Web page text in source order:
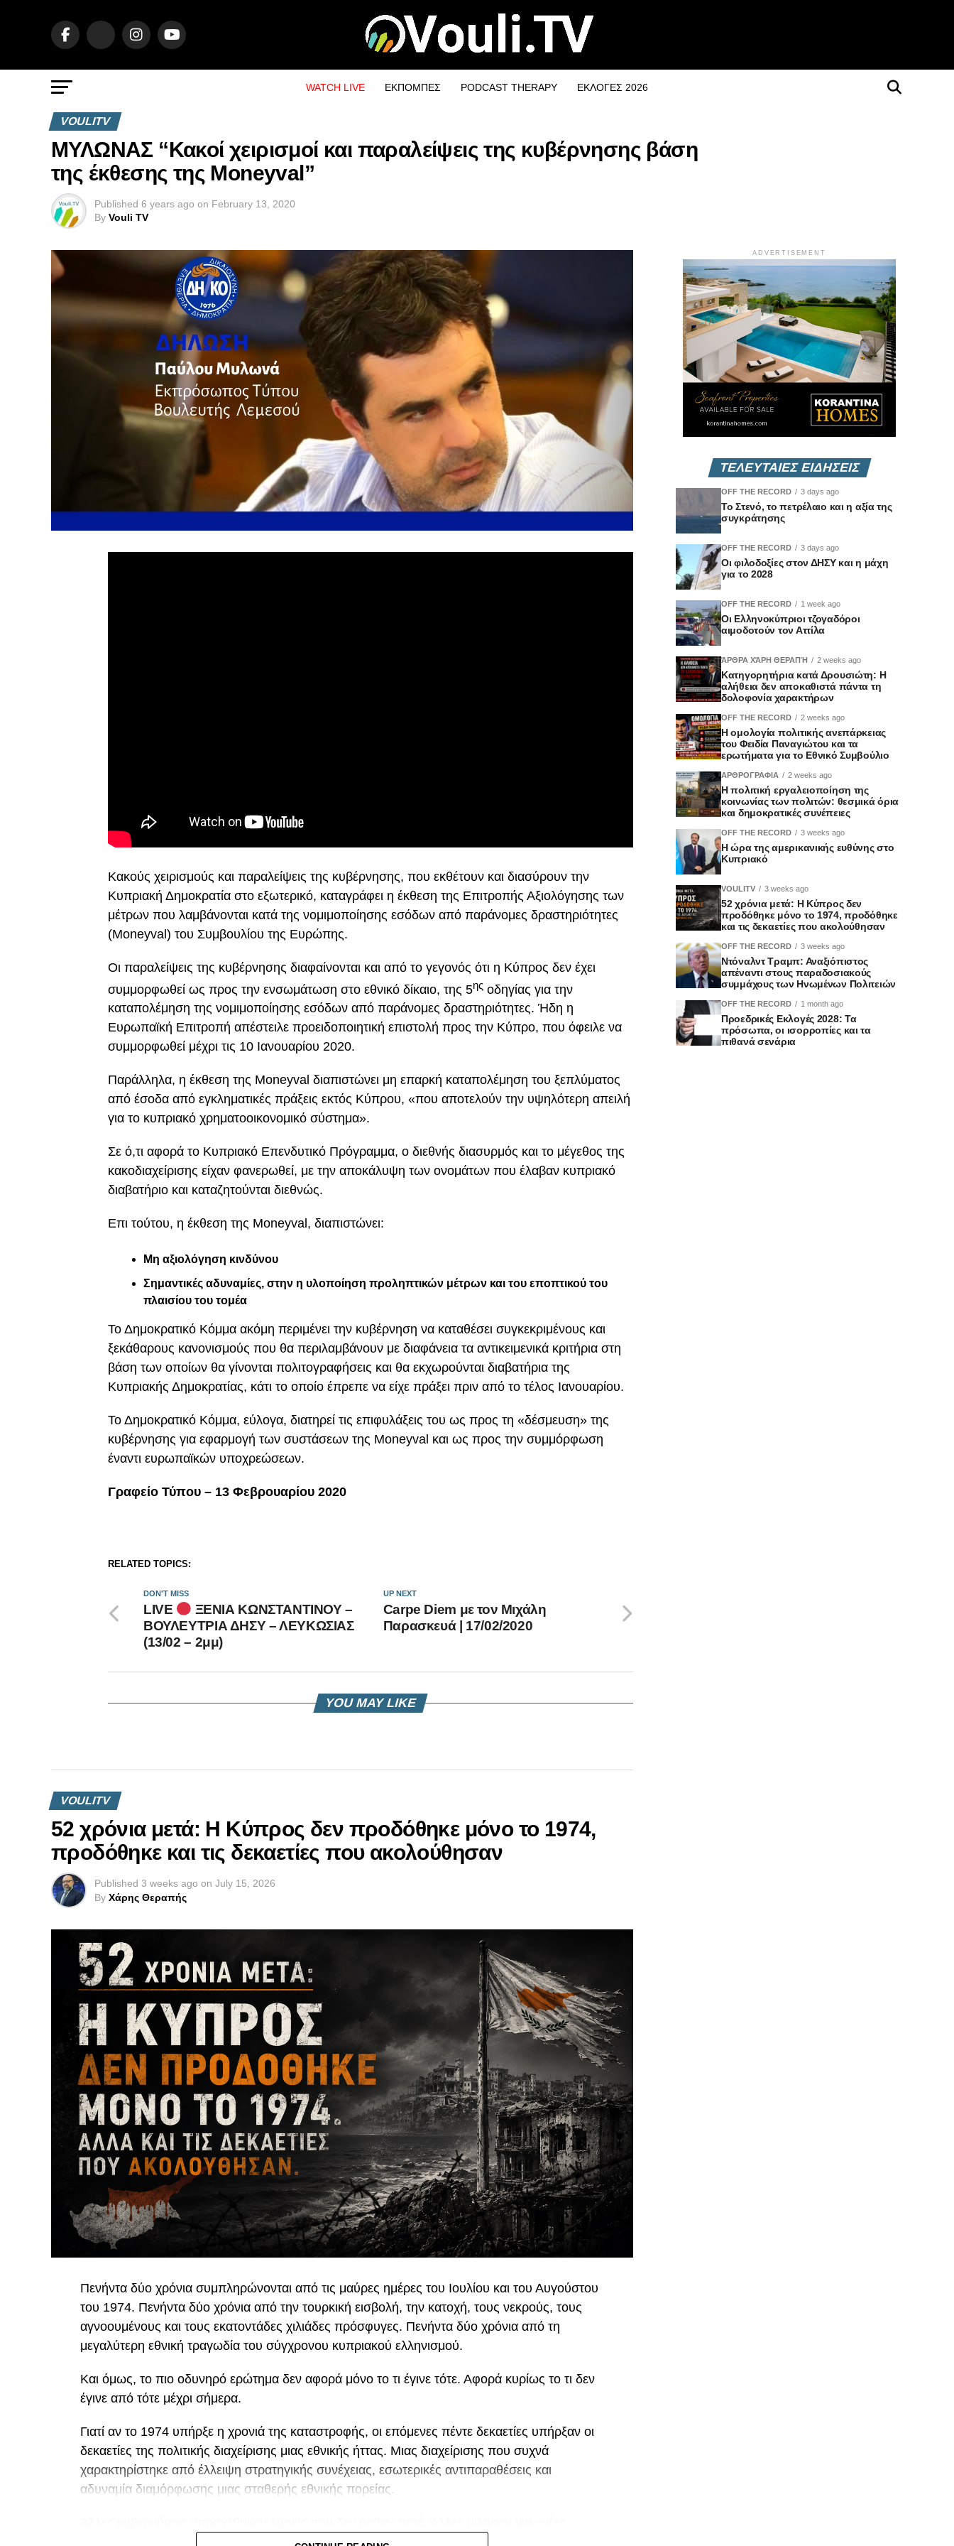
WATCH LIVE ΕΚΠΟΜΠΕΣ PODCAST THERAPY ΕΚΛΟΓΕΣ 2026
VOULITV
ΜΥΛΩΝΑΣ “Κακοί χειρισμοί και παραλείψεις της κυβέρνησης βάση
της έκθεσης της Moneyval”
Published 6 years ago on February 13, 2020
By Vouli TV
Κακούς χειρισμούς και παραλείψεις της κυβέρνησης, που εκθέτουν και διασύρουν την
Κυπριακή Δημοκρατία στο εξωτερικό, καταγράφει η έκθεση της Επιτροπής Αξιολόγησης των
μέτρων που λαμβάνονται κατά της νομιμοποίησης εσόδων από παράνομες δραστηριότητες
(Moneyval) του Συμβουλίου της Ευρώπης.
Οι παραλείψεις της κυβέρνησης διαφαίνονται και από το γεγονός ότι η Κύπρος δεν έχει
συμμορφωθεί ως προς την ενσωμάτωση στο εθνικό δίκαιο, της 5ης οδηγίας για την
καταπολέμηση της νομιμοποίησης εσόδων από παράνομες δραστηριότητες. Ήδη η
Ευρωπαϊκή Επιτροπή απέστειλε προειδοποιητική επιστολή προς την Κύπρο, που όφειλε να
συμμορφωθεί μέχρι τις 10 Ιανουαρίου 2020.
Παράλληλα, η έκθεση της Moneyval διαπιστώνει μη επαρκή καταπολέμηση του ξεπλύματος
από έσοδα από εγκληματικές πράξεις εκτός Κύπρου, «που αποτελούν την υψηλότερη απειλή
για το κυπριακό χρηματοοικονομικό σύστημα».
Σε ό,τι αφορά το Κυπριακό Επενδυτικό Πρόγραμμα, ο διεθνής διασυρμός και το μέγεθος της
κακοδιαχείρισης είχαν φανερωθεί, με την αποκάλυψη των ονομάτων που έλαβαν κυπριακό
διαβατήριο και καταζητούνται διεθνώς.
Επι τούτου, η έκθεση της Moneyval, διαπιστώνει:
Μη αξιολόγηση κινδύνου
Σημαντικές αδυναμίες, στην η υλοποίηση προληπτικών μέτρων και του εποπτικού του
πλαισίου του τομέα
Το Δημοκρατικό Κόμμα ακόμη περιμένει την κυβέρνηση να καταθέσει συγκεκριμένους και
ξεκάθαρους κανονισμούς που θα περιλαμβάνουν με διαφάνεια τα αντικειμενικά κριτήρια στη
βάση των οποίων θα γίνονται πολιτογραφήσεις και θα εκχωρούνται διαβατήρια της
Κυπριακής Δημοκρατίας, κάτι το οποίο έπρεπε να είχε πράξει πριν από το τέλος Ιανουαρίου.
Το Δημοκρατικό Κόμμα, εύλογα, διατηρεί τις επιφυλάξεις του ως προς τη «δέσμευση» της
κυβέρνησης για εφαρμογή των συστάσεων της Moneyval και ως προς την συμμόρφωση
έναντι ευρωπαϊκών υποχρεώσεων.
Γραφείο Τύπου – 13 Φεβρουαρίου 2020
RELATED TOPICS:
UP NEXT
Carpe Diem με τον Μιχάλη
Παρασκευά | 17/02/2020
DON'T MISS
LIVE
ΞΕΝΙΑ ΚΩΝΣΤΑΝΤΙΝΟΥ –
ΒΟΥΛΕΥΤΡΙΑ ΔΗΣΥ – ΛΕΥΚΩΣΙΑΣ
(13/02 – 2μμ)
YOU MAY LIKE
VOULITV
52 χρόνια μετά: Η Κύπρος δεν προδόθηκε μόνο το 1974,
προδόθηκε και τις δεκαετίες που ακολούθησαν
Published 3 weeks ago on July 15, 2026
By Χάρης Θεραπής
Πενήντα δύο χρόνια συμπληρώνονται από τις μαύρες ημέρες του Ιουλίου και του Αυγούστου
του 1974. Πενήντα δύο χρόνια από την τουρκική εισβολή, την κατοχή, τους νεκρούς, τους
αγνοουμένους και τους εκατοντάδες χιλιάδες πρόσφυγες. Πενήντα δύο χρόνια από τη
μεγαλύτερη εθνική τραγωδία του σύγχρονου κυπριακού ελληνισμού.
Και όμως, το πιο οδυνηρό ερώτημα δεν αφορά μόνο το τι έγινε τότε. Αφορά κυρίως το τι δεν
έγινε από τότε μέχρι σήμερα.
Γιατί αν το 1974 υπήρξε η χρονιά της καταστροφής, οι επόμενες πέντε δεκαετίες υπήρξαν οι
δεκαετίες της πολιτικής διαχείρισης μιας εθνικής ήττας. Μιας διαχείρισης που συχνά
χαρακτηρίστηκε από έλλειψη στρατηγικής συνέχειας, εσωτερικές αντιπαραθέσεις και
αδυναμία διαμόρφωσης μιας σταθερής εθνικής πορείας.
ευκαιρίες» και άλλες για «τελευταίες ευκαιρίες». Κάθε νέα ηγεσία κατηγορούσε την
ADVERTISEMENT
ΤΕΛΕΥΤΑΙΕΣ ΕΙΔΗΣΕΙΣ
OFF THE RECORD 3 days ago
Το Στενό, το πετρέλαιο και η αξία της
συγκράτησης
OFF THE RECORD 3 days ago
Οι φιλοδοξίες στον ΔΗΣΥ και η μάχη
για το 2028
OFF THE RECORD 1 week ago
Οι Ελληνοκύπριοι τζογαδόροι
αιμοδοτούν τον Αττίλα
ΆΡΘΡΑ ΧΆΡΗ ΘΕΡΑΠΉ 2 weeks ago
Κατηγορητήρια κατά Δρουσιώτη: Η
αλήθεια δεν αποκαθιστά πάντα τη
δολοφονία χαρακτήρων
OFF THE RECORD 2 weeks ago
Η ομολογία πολιτικής ανεπάρκειας
του Φειδία Παναγιώτου και τα
ερωτήματα για το Εθνικό Συμβούλιο
ΑΡΘΡΟΓΡΑΦΙΑ 2 weeks ago
Η πολιτική εργαλειοποίηση της
κοινωνίας των πολιτών: θεσμικά όρια
και δημοκρατικές συνέπειες
OFF THE RECORD 3 weeks ago
Η ώρα της αμερικανικής ευθύνης στο
Κυπριακό
VOULITV 3 weeks ago
52 χρόνια μετά: Η Κύπρος δεν
προδόθηκε μόνο το 1974, προδόθηκε
και τις δεκαετίες που ακολούθησαν
OFF THE RECORD 3 weeks ago
Ντόναλντ Τραμπ: Αναξιόπιστος
απέναντι στους παραδοσιακούς
συμμάχους των Ηνωμένων Πολιτειών
OFF THE RECORD 1 month ago
Προεδρικές Εκλογές 2028: Τα
πρόσωπα, οι ισορροπίες και τα
πιθανά σενάρια